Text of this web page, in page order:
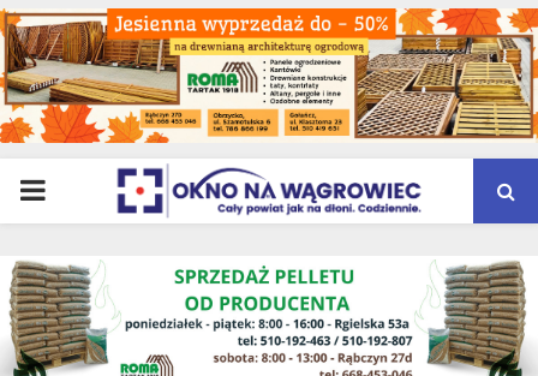
PRIMARY
MENU